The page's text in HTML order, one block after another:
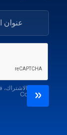
من خلال الاشتراك،
ComOtion